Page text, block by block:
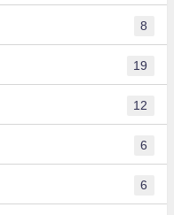
8
19
12
6
6